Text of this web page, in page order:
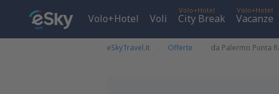
Volo+Hotel Voli
Volo+Hotel
City Break
Volo+Hotel
Vacanze
eSkyTravel.it Offerte da Palermo Punta